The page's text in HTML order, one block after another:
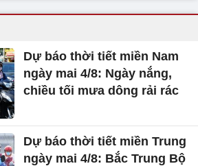
Dự báo thời tiết miền Nam
ngày mai 4/8: Ngày nắng,
chiều tối mưa dông rải rác
Dự báo thời tiết miền Trung
ngày mai 4/8: Bắc Trung Bộ